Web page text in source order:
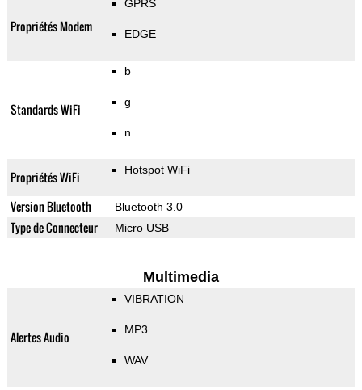
Propriétés Modem
GPRS
EDGE
Standards WiFi
b
g
n
Propriétés WiFi Hotspot WiFi
Version Bluetooth Bluetooth 3.0
Type de Connecteur Micro USB
Multimedia
Alertes Audio
VIBRATION
MP3
WAV